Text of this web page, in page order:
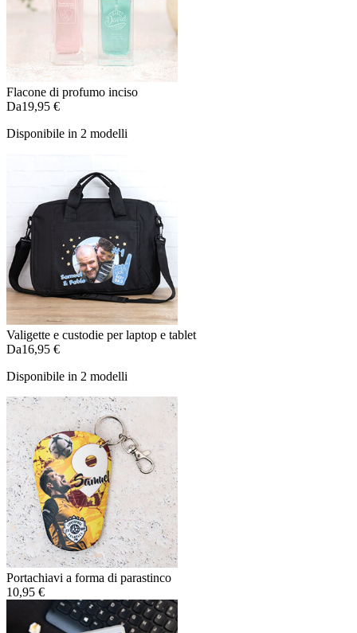
Flacone di profumo inciso
Da19,95 €
Disponibile in 2 modelli
Valigette e custodie per laptop e tablet
Da16,95 €
Disponibile in 2 modelli
Portachiavi a forma di parastinco
10,95 €